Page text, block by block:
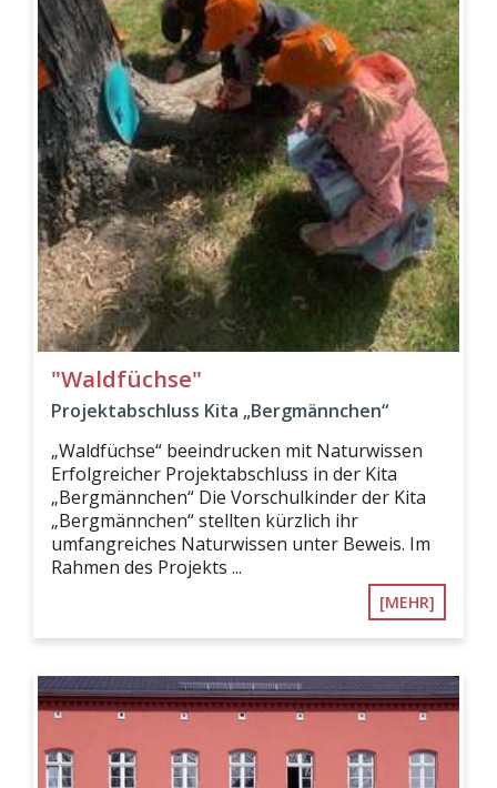
"Waldfüchse"
Projektabschluss Kita „Bergmännchen“
„Waldfüchse“ beeindrucken mit Naturwissen
Erfolgreicher Projektabschluss in der Kita
„Bergmännchen“ Die Vorschulkinder der Kita
„Bergmännchen“ stellten kürzlich ihr
umfangreiches Naturwissen unter Beweis. Im
Rahmen des Projekts ...
[MEHR]